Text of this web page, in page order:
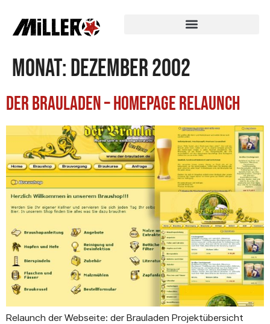
Monat:Dezember 2002
der Brauladen – Homepage Relaunch
Relaunch der Webseite: der Brauladen Projektübersicht